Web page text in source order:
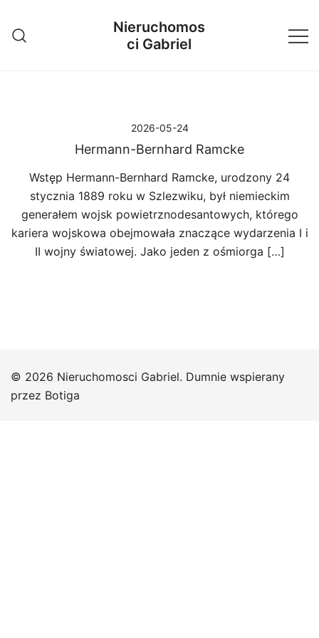
treści
Nieruchomos
ci Gabriel
2026-05-24
Hermann-Bernhard Ramcke
Wstęp Hermann-Bernhard Ramcke, urodzony 24
stycznia 1889 roku w Szlezwiku, był niemieckim
generałem wojsk powietrznodesantowych, którego
kariera wojskowa obejmowała znaczące wydarzenia I i
II wojny światowej. Jako jeden z ośmiorga […]
© 2026 Nieruchomosci Gabriel. Dumnie wspierany
przez Botiga